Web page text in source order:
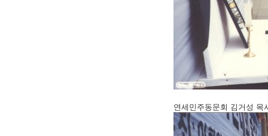
연세민주동문회 김거성 목